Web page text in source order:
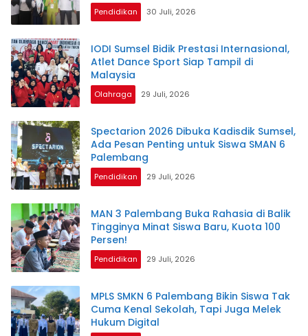
Pendidikan 30 Juli, 2026
IODI Sumsel Bidik Prestasi Internasional,
Atlet Dance Sport Siap Tampil di
Malaysia
Olahraga 29 Juli, 2026
Spectarion 2026 Dibuka Kadisdik Sumsel,
Ada Pesan Penting untuk Siswa SMAN 6
Palembang
Pendidikan 29 Juli, 2026
MAN 3 Palembang Buka Rahasia di Balik
Tingginya Minat Siswa Baru, Kuota 100
Persen!
Pendidikan 29 Juli, 2026
MPLS SMKN 6 Palembang Bikin Siswa Tak
Cuma Kenal Sekolah, Tapi Juga Melek
Hukum Digital